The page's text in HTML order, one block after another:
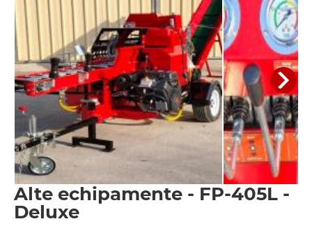
Alte echipamente - FP-405L -
Deluxe